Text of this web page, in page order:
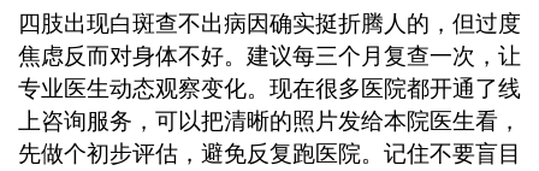
四肢出现白斑查不出病因确实挺折腾人的，但过度
焦虑反而对身体不好。建议每三个月复查一次，让
专业医生动态观察变化。现在很多医院都开通了线
上咨询服务，可以把清晰的照片发给本院医生看，
先做个初步评估，避免反复跑医院。记住不要盲目